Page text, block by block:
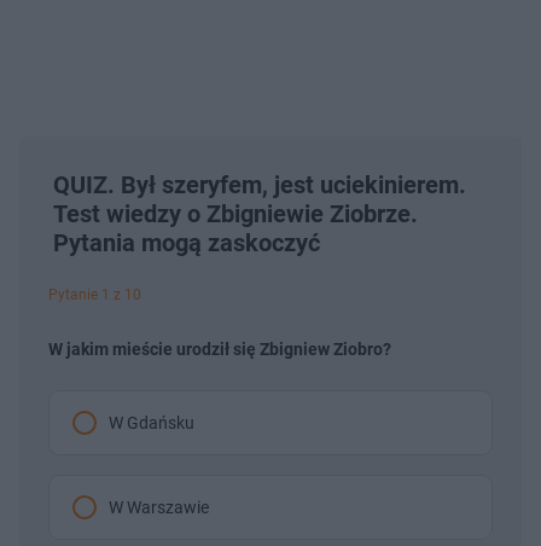
QUIZ. Był szeryfem, jest uciekinierem.
Test wiedzy o Zbigniewie Ziobrze.
Pytania mogą zaskoczyć
Pytanie 1 z 10
W jakim mieście urodził się Zbigniew Ziobro?
W Gdańsku
W Warszawie